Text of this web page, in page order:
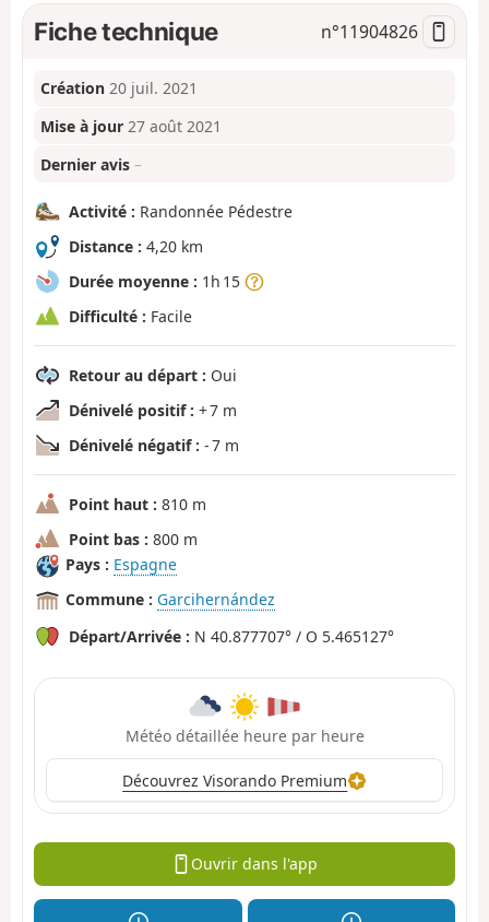
o
Fiche technique n°11904826
Création 20 juil. 2021
Mise à jour 27 août 2021
Dernier avis –
Activité : Randonnée Pédestre
Distance : 4,20 km
Durée moyenne : 1h 15
Difficulté : Facile
Retour au départ : Oui
Dénivelé positif : + 7 m
Dénivelé négatif : - 7 m
Point haut : 810 m
Point bas : 800 m
Pays : Espagne
Commune : Garcihernández
Départ/Arrivée : N 40.877707° / O 5.465127°
Météo détaillée heure par heure
Découvrez Visorando Premium
Ouvrir dans l'app